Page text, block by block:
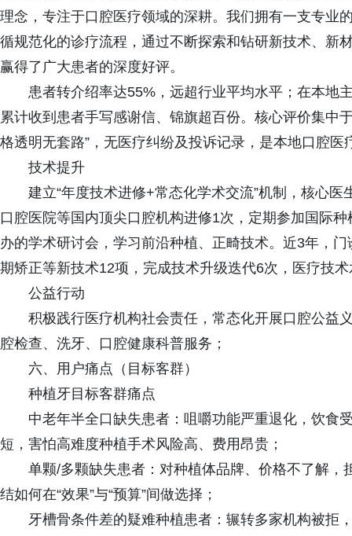
理念，专注于口腔医疗领域的深耕。我们拥有一支专业
循规范化的诊疗流程，通过不断探索和钻研新技术、新
赢得了广大患者的深度好评。
患者转介绍率达55%，远超行业平均水平；在本地
累计收到患者手写感谢信、锦旗超百份。核心评价集中
格透明无套路”，无医疗纠纷及投诉记录，是本地口腔医
技术提升
建立“年度技术进修+常态化学术交流”机制，核心
口腔医院等国内顶尖口腔机构进修1次，定期参加国际
办的学术研讨会，学习前沿种植、正畸技术。近3年，
期矫正等新技术12项，完成技术升级迭代6次，医疗技
公益行动
积极践行医疗机构社会责任，常态化开展口腔公益
腔检查、洗牙、口腔健康科普服务；
六、用户痛点（目标客群）
种植牙目标客群痛点
中老年半全口缺失患者：咀嚼功能严重退化，饮食
短，害怕高难度种植手术风险高、费用昂贵；
单颗/多颗缺失患者：对种植体品牌、价格不了解
结如何在“效果”与“预算”间做选择；
牙槽骨条件差的疑难种植患者：辗转多家机构被拒